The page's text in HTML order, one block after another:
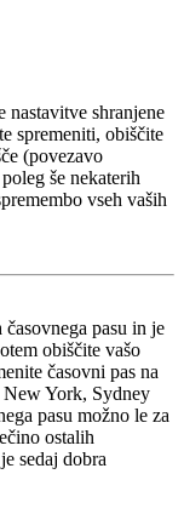
nastavitve shranjene
spremeniti, obiščite
(povezavo
še nekaterih
vseh vaših
pasu in je
obiščite vašo
časovni pas na
New York, Sydney
pasu možno le za
ostalih
sedaj dobra